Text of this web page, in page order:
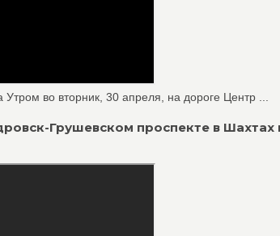
во вторник, 30 апреля, на дороге Центр ...
Грушевском проспекте в Шахтах